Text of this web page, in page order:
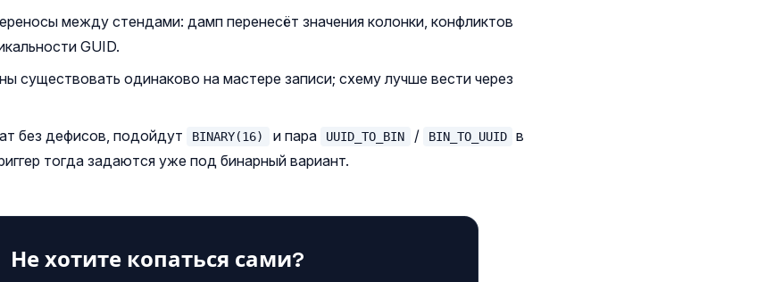
между стендами: дамп перенесёт значения колонки, конфликтов
GUID.
существовать одинаково на мастере записи; схему лучше вести через
без дефисов, подойдут
BINARY(16) и пара UUID_TO_BIN / BIN_TO_UUID
в
тогда задаются уже под бинарный вариант.
Не хотите копаться сами?